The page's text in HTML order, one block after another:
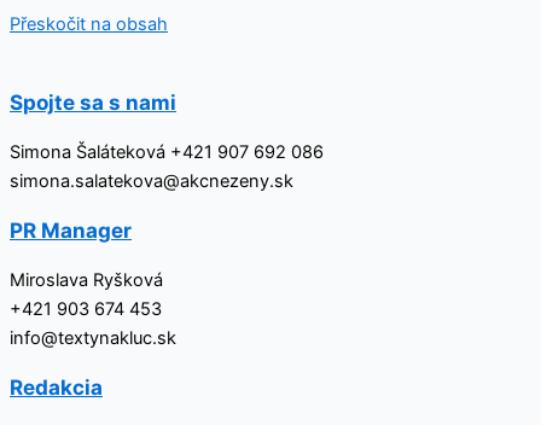
Přeskočit na obsah
Spojte sa s nami
Simona Šaláteková +421 907 692 086
simona.salatekova@akcnezeny.sk
PR Manager
Miroslava Ryšková
+421 903 674 453
info@textynakluc.sk
Redakcia